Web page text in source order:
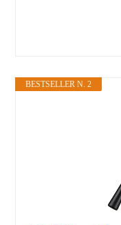
BESTSELLER N. 2